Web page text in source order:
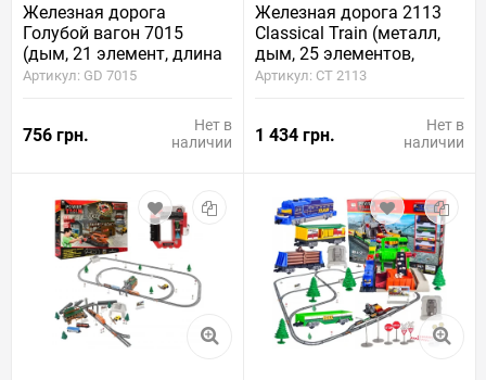
Железная дорога
Голубой вагон 7015
(дым, 21 элемент, длина
пути 580 см)
Артикул: GD 7015
756 грн.
Нет в
наличии
Железная дорога 2113
Classical Train (металл,
дым, 25 элементов,
длина пути 720 см)
Артикул: CT 2113
1 434 грн.
Нет в
наличии